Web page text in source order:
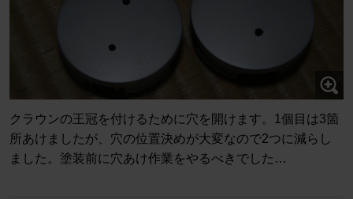
クラウンの王冠を付けるために穴を開けます。1個目は3箇
所あけましたが、穴の位置決めが大変なので2つに減らし
ました。塗装前に穴あけ作業をやるべきでした…